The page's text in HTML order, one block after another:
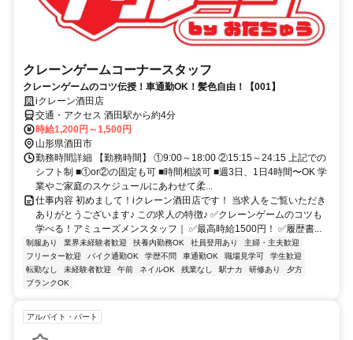
クレーンゲームコーナースタッフ
クレーンゲームのコツ伝授！車通勤OK！髪色自由！【001】
iクレーン酒田店
交通・アクセス 酒田駅から約4分
時給1,200円～1,500円
山形県酒田市
勤務時間詳細 【勤務時間】 ①9:00～18:00 ②15:15～24:15 上記での
シフト制 ■①or②の固定も可 ■時間相談可 ■週3日、1日4時間〜OK 学
業やご家庭のスケジュールにあわせて柔...
仕事内容 初めまして！iクレーン酒田店です！ 当求人をご覧いただき
ありがとうございます♪ この求人の特徴♪ ✅クレーンゲームのコツも
学べる！アミューズメンスタッフ｜ ✅最高時給1500円！ ✅履歴書...
制服あり 業界未経験者歓迎 扶養内勤務OK 社員登用あり
主婦・主夫歓迎
フリーター歓迎
バイク通勤OK 学歴不問 車通勤OK 職場見学可
学生歓迎
転勤なし
未経験者歓迎 午前 ネイルOK 残業なし 駅ナカ 研修あり
夕方
ブランクOK
アルバイト・パート